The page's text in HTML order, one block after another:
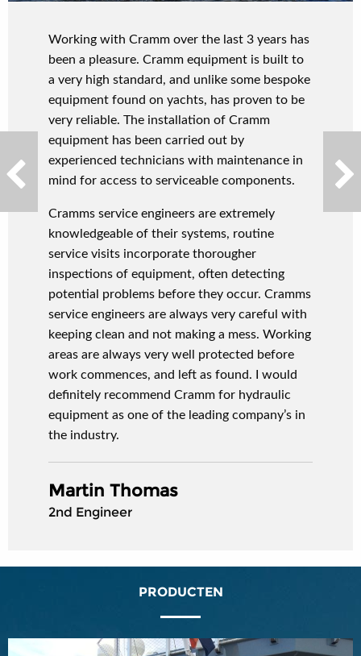
Working with Cramm over the last 3 years has
been a pleasure. Cramm equipment is built to
a very high standard, and unlike some bespoke
equipment found on yachts, has proven to be
very reliable. The installation of Cramm
equipment has been carried out by
experienced technicians with maintenance in
mind for access to serviceable components.
Cramms service engineers are extremely
knowledgeable of their systems, routine
service visits incorporate thorougher
inspections of equipment, often detecting
potential problems before they occur. Cramms
service engineers are always very careful with
keeping clean and not making a mess. Working
areas are always very well protected before
work commences, and left as found. I would
definitely recommend Cramm for hydraulic
equipment as one of the leading company’s in
the industry.
Martin Thomas
2nd Engineer
PRODUCTEN